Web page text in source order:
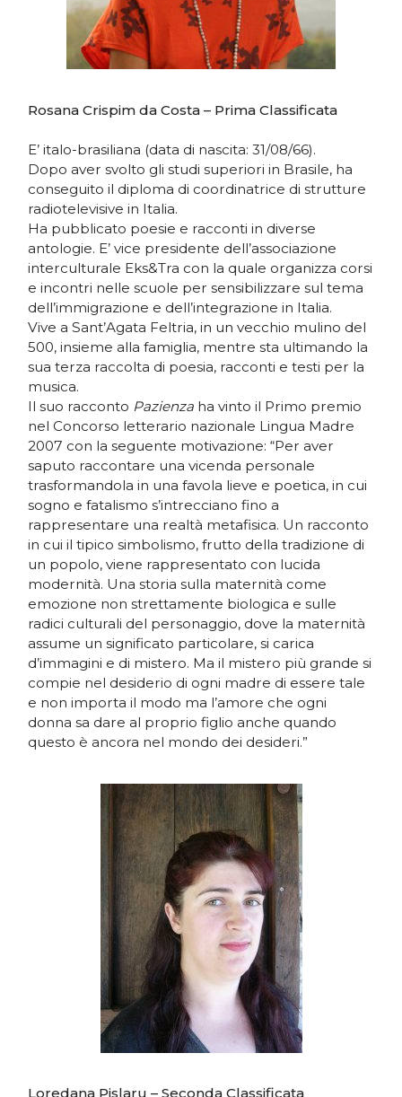
Rosana Crispim da Costa – Prima Classificata
E’ italo-brasiliana (data di nascita: 31/08/66).
Dopo aver svolto gli studi superiori in Brasile, ha
conseguito il diploma di coordinatrice di strutture
radiotelevisive in Italia.
Ha pubblicato poesie e racconti in diverse
antologie. E’ vice presidente dell’associazione
interculturale Eks&Tra con la quale organizza corsi
e incontri nelle scuole per sensibilizzare sul tema
dell’immigrazione e dell’integrazione in Italia.
Vive a Sant’Agata Feltria, in un vecchio mulino del
500, insieme alla famiglia, mentre sta ultimando la
sua terza raccolta di poesia, racconti e testi per la
musica.
Il suo racconto Pazienza ha vinto il Primo premio
nel Concorso letterario nazionale Lingua Madre
2007 con la seguente motivazione: “Per aver
saputo raccontare una vicenda personale
trasformandola in una favola lieve e poetica, in cui
sogno e fatalismo s’intrecciano fino a
rappresentare una realtà metafisica. Un racconto
in cui il tipico simbolismo, frutto della tradizione di
un popolo, viene rappresentato con lucida
modernità. Una storia sulla maternità come
emozione non strettamente biologica e sulle
radici culturali del personaggio, dove la maternità
assume un significato particolare, si carica
d’immagini e di mistero. Ma il mistero più grande si
compie nel desiderio di ogni madre di essere tale
e non importa il modo ma l’amore che ogni
donna sa dare al proprio figlio anche quando
questo è ancora nel mondo dei desideri.”
Loredana Pislaru – Seconda Classificata